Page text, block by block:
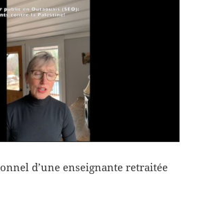
d’une enseignante retraitée